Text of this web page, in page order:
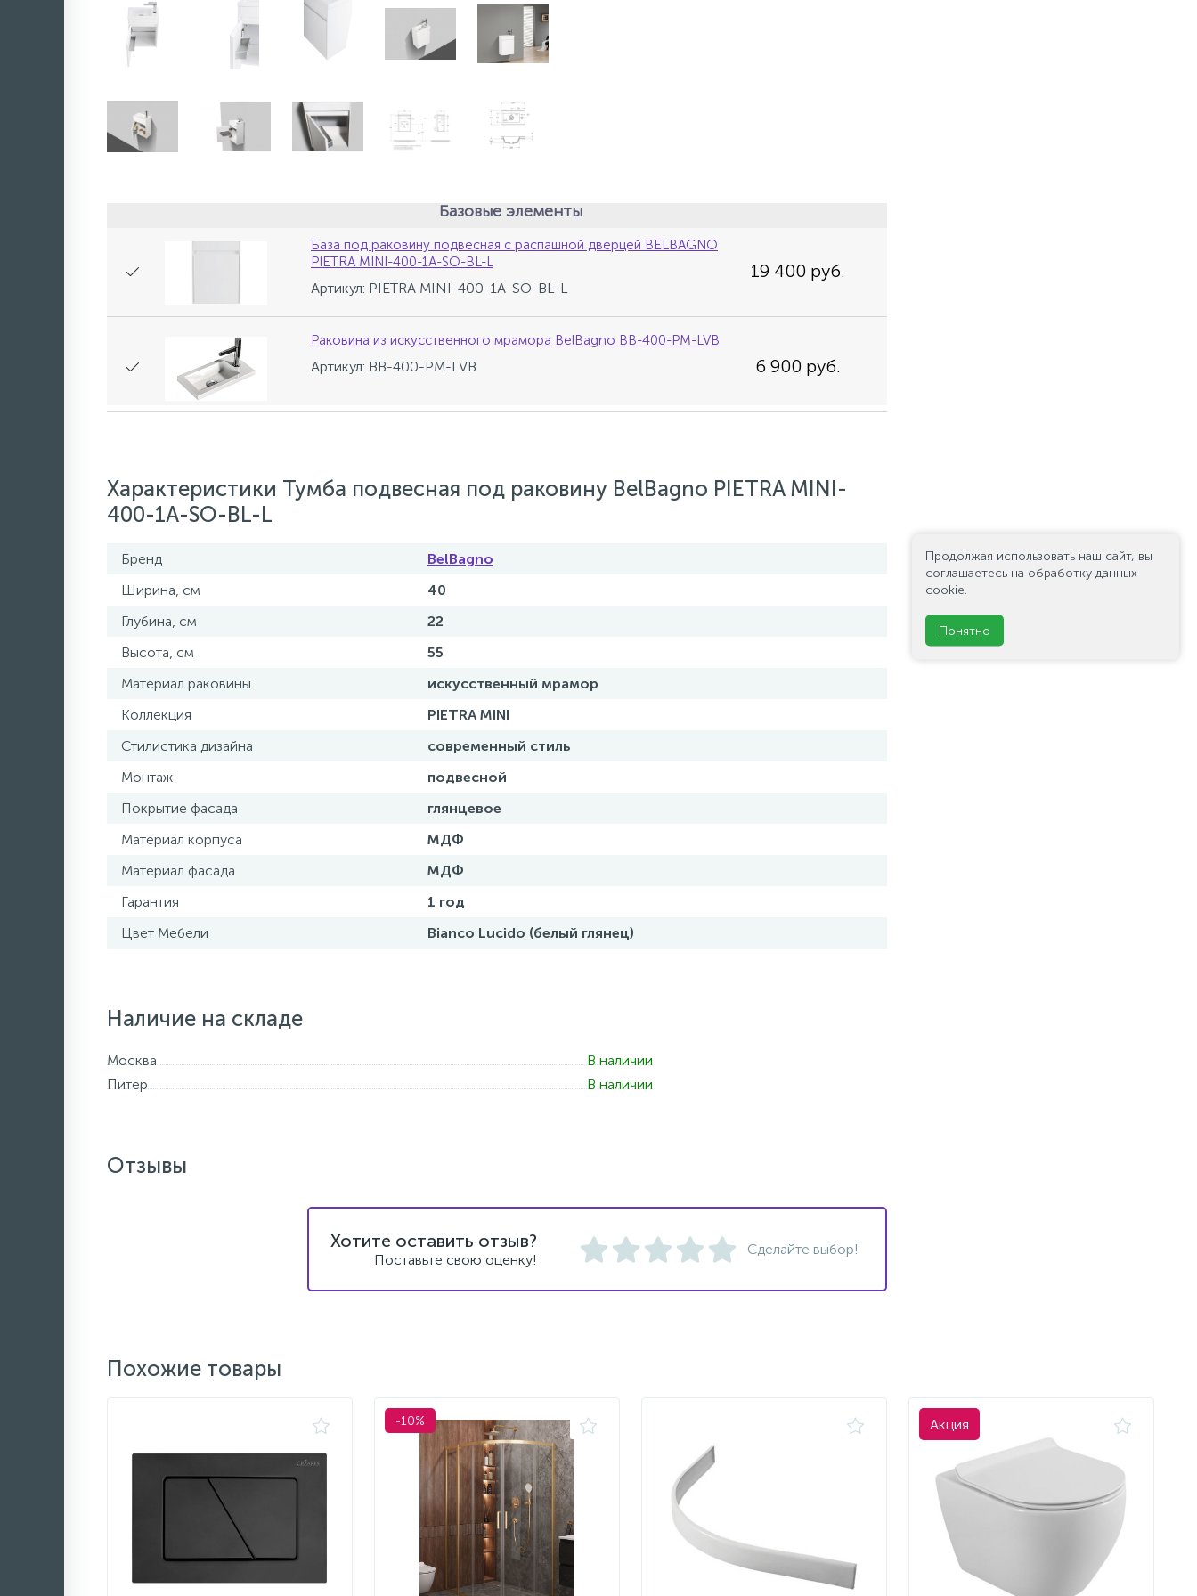
Базовые элементы
База под раковину подвесная с распашной дверцей BELBAGNO
PIETRA MINI-400-1A-SO-BL-L
Артикул: PIETRA MINI-400-1A-SO-BL-L
19 400 руб.
Раковина из искусственного мрамора BelBagno BB-400-PM-LVB
Артикул: BB-400-PM-LVB 6 900 руб.
Характеристики Тумба подвесная под раковину BelBagno PIETRA MINI-
400-1A-SO-BL-L
Бренд
BelBagno
Ширина, см
40
Глубина, см
22
Высота, см
55
Материал раковины
искусственный мрамор
Коллекция
PIETRA MINI
Стилистика дизайна
современный стиль
Монтаж
подвесной
Покрытие фасада
глянцевое
Материал корпуса
МДФ
Материал фасада
МДФ
Гарантия
1 год
Цвет Мебели
Bianco Lucido (белый глянец)
Наличие на складе
Москва
В наличии
Питер
В наличии
Отзывы
Хотите оставить отзыв?
Поставьте свою оценку!
Сделайте выбор!
Похожие товары
-10% Акция
Продолжая использовать наш сайт, вы
соглашаетесь на обработку данных
cookie.
Понятно